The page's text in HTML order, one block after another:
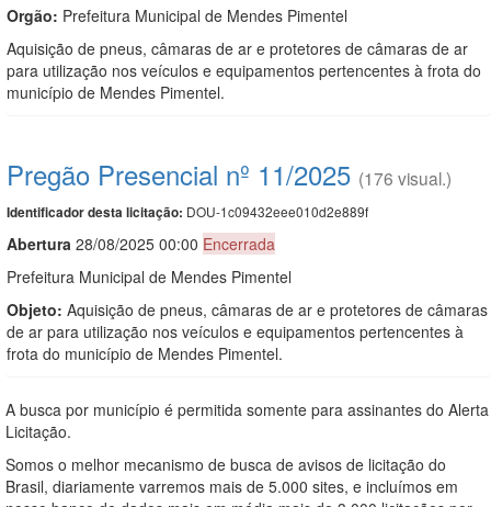
Orgão: Prefeitura Municipal de Mendes Pimentel
Aquisição de pneus, câmaras de ar e protetores de câmaras de ar
para utilização nos veículos e equipamentos pertencentes à frota do
município de Mendes Pimentel.
Pregão Presencial nº 11/2025 (176 visual.)
Identificador desta licitação: DOU-1c09432eee010d2e889f
Abertura 28/08/2025 00:00 Encerrada
Prefeitura Municipal de Mendes Pimentel
Objeto: Aquisição de pneus, câmaras de ar e protetores de câmaras
de ar para utilização nos veículos e equipamentos pertencentes à
frota do município de Mendes Pimentel.
A busca por município é permitida somente para assinantes do Alerta
Licitação.
Somos o melhor mecanismo de busca de avisos de licitação do
Brasil, diariamente varremos mais de 5.000 sites, e incluímos em